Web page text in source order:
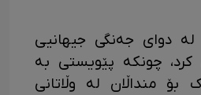
لە دوای جەنگی جیهانیی
چونکە پێویستی بە
بۆ منداڵان لە وڵاتانی